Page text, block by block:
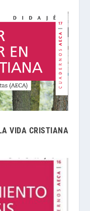
VIDA CRISTIANA